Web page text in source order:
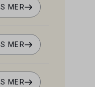
MER
MER
MER